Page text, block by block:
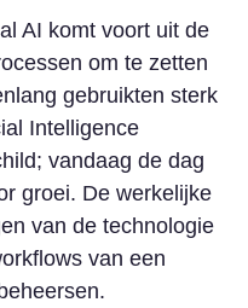
AI komt voort uit de
om te zetten
gebruikten sterk
Intelligence
vandaag de dag
groei. De werkelijke
van de technologie
van een